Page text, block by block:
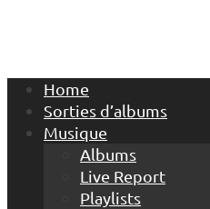
Home
Sorties d’albums
Musique
Albums
Live Report
Playlists